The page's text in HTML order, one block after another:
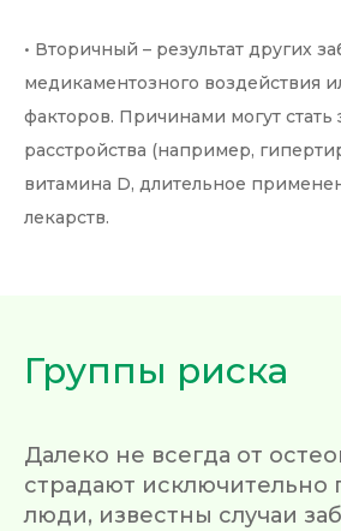
• Вторичный – результат других
медикаментозного воздействия
факторов. Причинами могут
расстройства (например,
витамина D, длительное
лекарств.
Группы риска
Далеко не всегда от
страдают исключительно
люди, известны случаи